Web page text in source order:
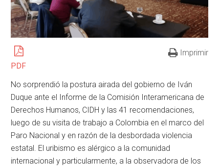
PDF
Imprimir
No sorprendió la postura airada del gobierno de Iván
Duque ante el Informe de la Comisión Interamericana de
Derechos Humanos, CIDH y las 41 recomendaciones,
luego de su visita de trabajo a Colombia en el marco del
Paro Nacional y en razón de la desbordada violencia
estatal. El uribismo es alérgico a la comunidad
internacional y particularmente, a la observadora de los